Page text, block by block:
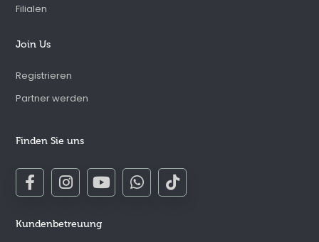
Filialen
Join Us
Registrieren
Partner werden
Finden Sie uns
Kundenbetreuung